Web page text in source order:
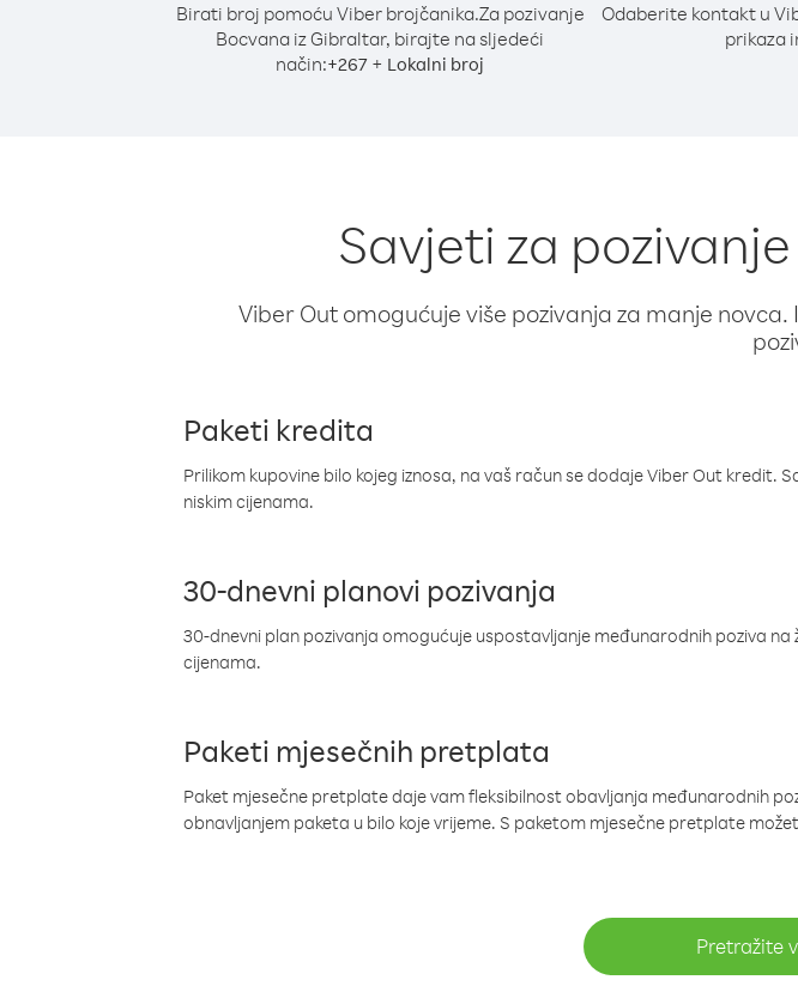
Birati broj pomoću Viber brojčanika.Za pozivanje
Bocvana iz Gibraltar, birajte na sljedeći
način:+267 + Lokalni broj
Odaberite kontakt u
prikaza
Savjeti za
Viber Out omogućuje više pozivanja za manje
Paketi kredita
Prilikom kupovine bilo kojeg iznosa, na vaš račun se dodaje Viber Out kredit.
niskim cijenama.
30-dnevni planovi pozivanja
30-dnevni plan pozivanja omogućuje uspostavljanje međunarodnih poziva
cijenama.
Paketi mjesečnih pretplata
Paket mjesečne pretplate daje vam fleksibilnost obavljanja međunarodnih
obnavljanjem paketa u bilo koje vrijeme. S paketom mjesečne pretplate
Pretražite